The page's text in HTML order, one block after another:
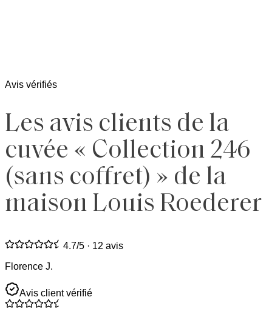
Avis vérifiés
Les avis clients de la
cuvée « Collection 246
(sans coffret) » de la
maison Louis Roederer
4.7/5 · 12 avis
Florence J.
Avis client vérifié